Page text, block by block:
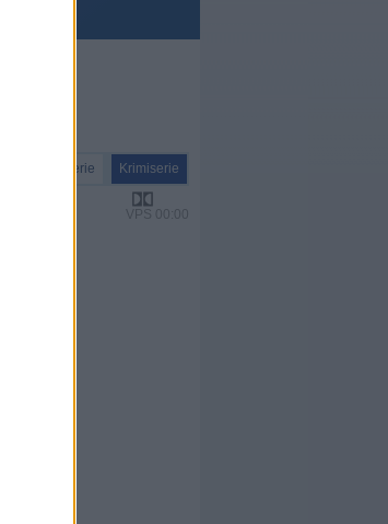
Serie Krimiserie
VPS 00:00